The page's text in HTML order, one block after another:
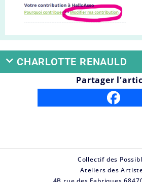
CHARLOTTE RENAULD
Partager
Collectif des
Ateliers des